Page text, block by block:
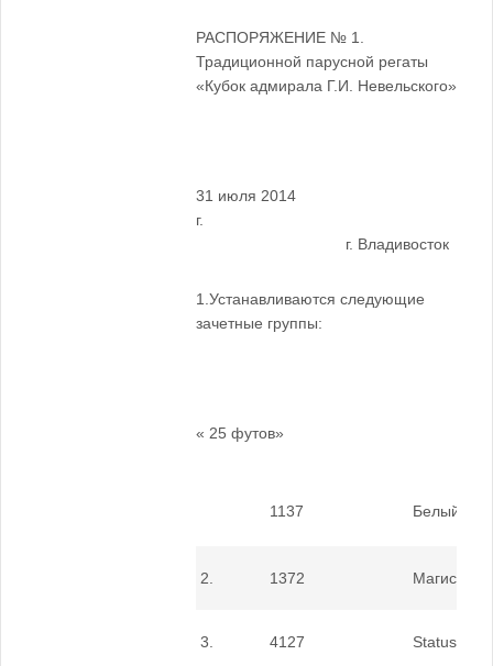
РАСПОРЯЖЕНИЕ № 1.
Традиционной парусной регаты
«Кубок адмирала Г.И. Невельского»
31 июля 2014
г.
г. Владивосток
1.Устанавливаются следующие
зачетные группы:
« 25 футов»
1137 Белый
2. 1372 Магистр
3. 4127 Status Quo